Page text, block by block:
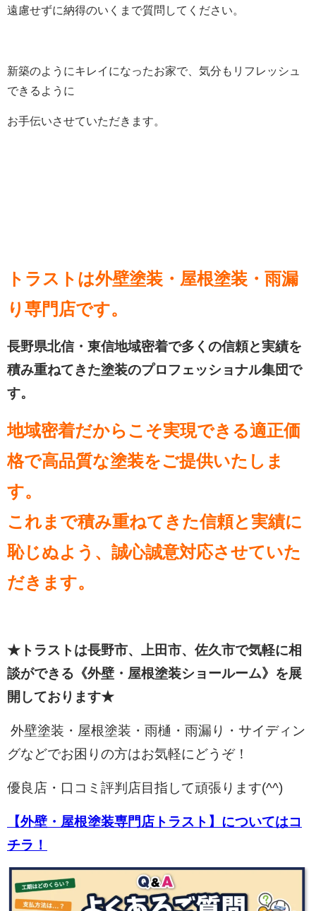
遠慮せずに納得のいくまで質問してください。
新築のようにキレイになったお家で、気分もリフレッシュ
できるように
お手伝いさせていただきます。
トラストは外壁塗装・屋根塗装・雨漏
り専門店です。
長野県北信・東信地域密着で多くの信頼と実績を
積み重ねてきた塗装のプロフェッショナル集団で
す。
地域密着だからこそ実現できる適正価
格で高品質な塗装をご提供いたしま
す。
これまで積み重ねてきた信頼と実績に
恥じぬよう、誠心誠意対応させていた
だきます。
★トラストは長野市、上田市、佐久市で気軽に相
談ができる《外壁・屋根塗装ショールーム》を展
開しております★
外壁塗装・屋根塗装・雨樋・雨漏り・サイディン
グなどでお困りの方はお気軽にどうぞ！
優良店・口コミ評判店目指して頑張ります(^^)
【外壁・屋根塗装専門店トラスト】についてはコ
チラ！